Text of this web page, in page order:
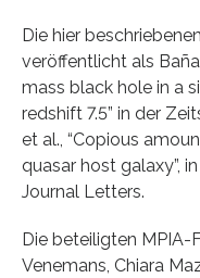
Die hier
veröffentlicht als
mass black hole in a
redshift 7.5” in der
et al., “Copious
quasar host galaxy”,
Journal Letters.
Die beteiligten MPIA-
Venemans, Chiara